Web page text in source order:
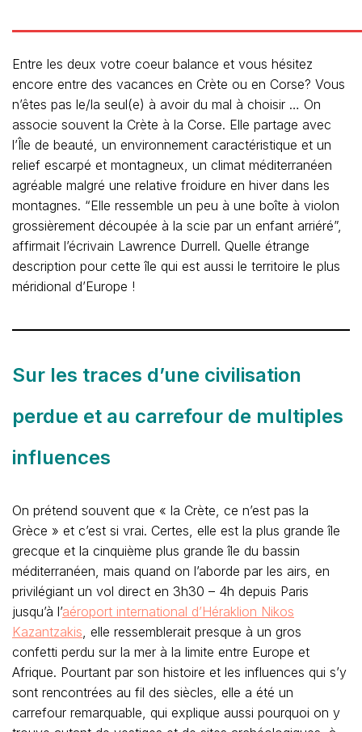
Entre les deux votre coeur balance et vous hésitez
encore entre des vacances en Crète ou en Corse? Vous
n’êtes pas le/la seul(e) à avoir du mal à choisir … On
associe souvent la Crète à la Corse. Elle partage avec
l’Île de beauté, un environnement caractéristique et un
relief escarpé et montagneux, un climat méditerranéen
agréable malgré une relative froidure en hiver dans les
montagnes. “Elle ressemble un peu à une boîte à violon
grossièrement découpée à la scie par un enfant arriéré”,
affirmait l’écrivain Lawrence Durrell. Quelle étrange
description pour cette île qui est aussi le territoire le plus
méridional d’Europe !
Sur les traces d’une civilisation
perdue et au carrefour de multiples
influences
On prétend souvent que « la Crète, ce n’est pas la
Grèce » et c’est si vrai. Certes, elle est la plus grande île
grecque et la cinquième plus grande île du bassin
méditerranéen, mais quand on l’aborde par les airs, en
privilégiant un vol direct en 3h30 – 4h depuis Paris
jusqu’à l’aéroport international d’Héraklion Nikos
Kazantzakis , elle ressemblerait presque à un gros
confetti perdu sur la mer à la limite entre Europe et
Afrique. Pourtant par son histoire et les influences qui s’y
sont rencontrées au fil des siècles, elle a été un
carrefour remarquable, qui explique aussi pourquoi on y